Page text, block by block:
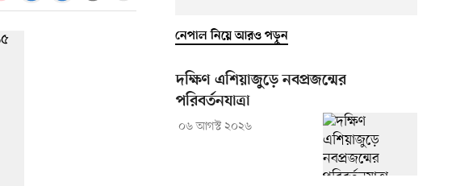
নেপাল নিয়ে আরও পড়ুন
দক্ষিণ এশিয়াজুড়ে নবপ্রজন্মের
পরিবর্তনযাত্রা
০৬ আগস্ট ২০২৬